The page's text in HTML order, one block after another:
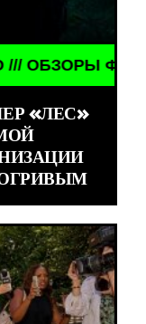
ФИЛЬМОВ
«ЛЕС»